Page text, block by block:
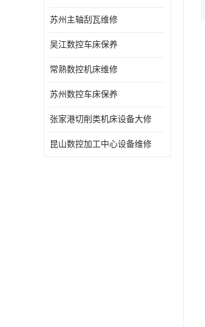
苏州主轴刮瓦维修
吴江数控车床保养
常熟数控机床维修
苏州数控车床保养
张家港切削类机床设备大修
昆山数控加工中心设备维修